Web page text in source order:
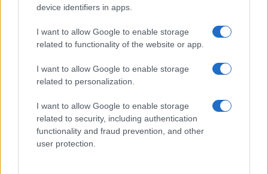
device identifiers in apps.
I want to allow Google to enable storage
related to functionality of the website or app.
I want to allow Google to enable storage
related to personalization.
I want to allow Google to enable storage
related to security, including authentication
functionality and fraud prevention, and other
user protection.
di fronte a una costruzione sociale che gerarchizza
la società, che non riesce a dare una lezione ai
bambini, a quel mondo del calcio, ai giovani e ai
si pongono la domanda: quand’è che avremo in
Italia, nei nostri stadi, un allenatore nero, un
arbitro nero?”. E son problemi sono, urgenze
prioritarie.